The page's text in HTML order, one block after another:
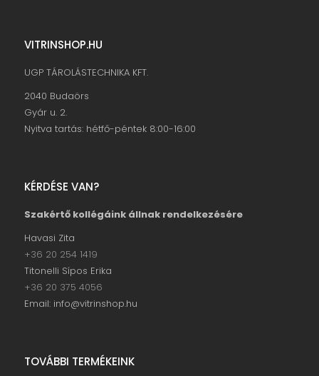
VITRINSHOP.HU
UGP TÁROLÁSTECHNIKA KFT.
2040 Budaörs
Gyár u. 2.
Nyitva tartás: hétfő-péntek 8:00-16:00
KÉRDÉSE VAN?
Szakértő kollégáink állnak rendelkezésére
Havasi Zita
+36 20 254 1419
Titonelli Sípos Erika
+36 20 375 4056
Email: info@vitrinshop.hu
TOVÁBBI TERMÉKEINK